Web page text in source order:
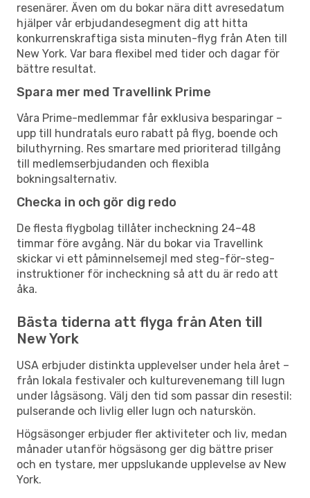
resenärer. Även om du bokar nära ditt avresedatum
hjälper vår erbjudandesegment dig att hitta
konkurrenskraftiga sista minuten-flyg från Aten till
New York. Var bara flexibel med tider och dagar för
bättre resultat.
Spara mer med Travellink Prime
Våra Prime-medlemmar får exklusiva besparingar –
upp till hundratals euro rabatt på flyg, boende och
biluthyrning. Res smartare med prioriterad tillgång
till medlemserbjudanden och flexibla
bokningsalternativ.
Checka in och gör dig redo
De flesta flygbolag tillåter incheckning 24–48
timmar före avgång. När du bokar via Travellink
skickar vi ett påminnelsemejl med steg-för-steg-
instruktioner för incheckning så att du är redo att
åka.
Bästa tiderna att flyga från Aten till
New York
USA erbjuder distinkta upplevelser under hela året –
från lokala festivaler och kulturevenemang till lugn
under lågsäsong. Välj den tid som passar din resestil:
pulserande och livlig eller lugn och naturskön.
Högsäsonger erbjuder fler aktiviteter och liv, medan
månader utanför högsäsong ger dig bättre priser
och en tystare, mer uppslukande upplevelse av New
York.